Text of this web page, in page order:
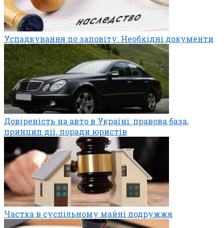
Успадкування по заповіту. Необхідні документи
Довіреність на авто в Україні: правова база,
принцип дії, поради юристів
Частка в суспільному майні подружжя